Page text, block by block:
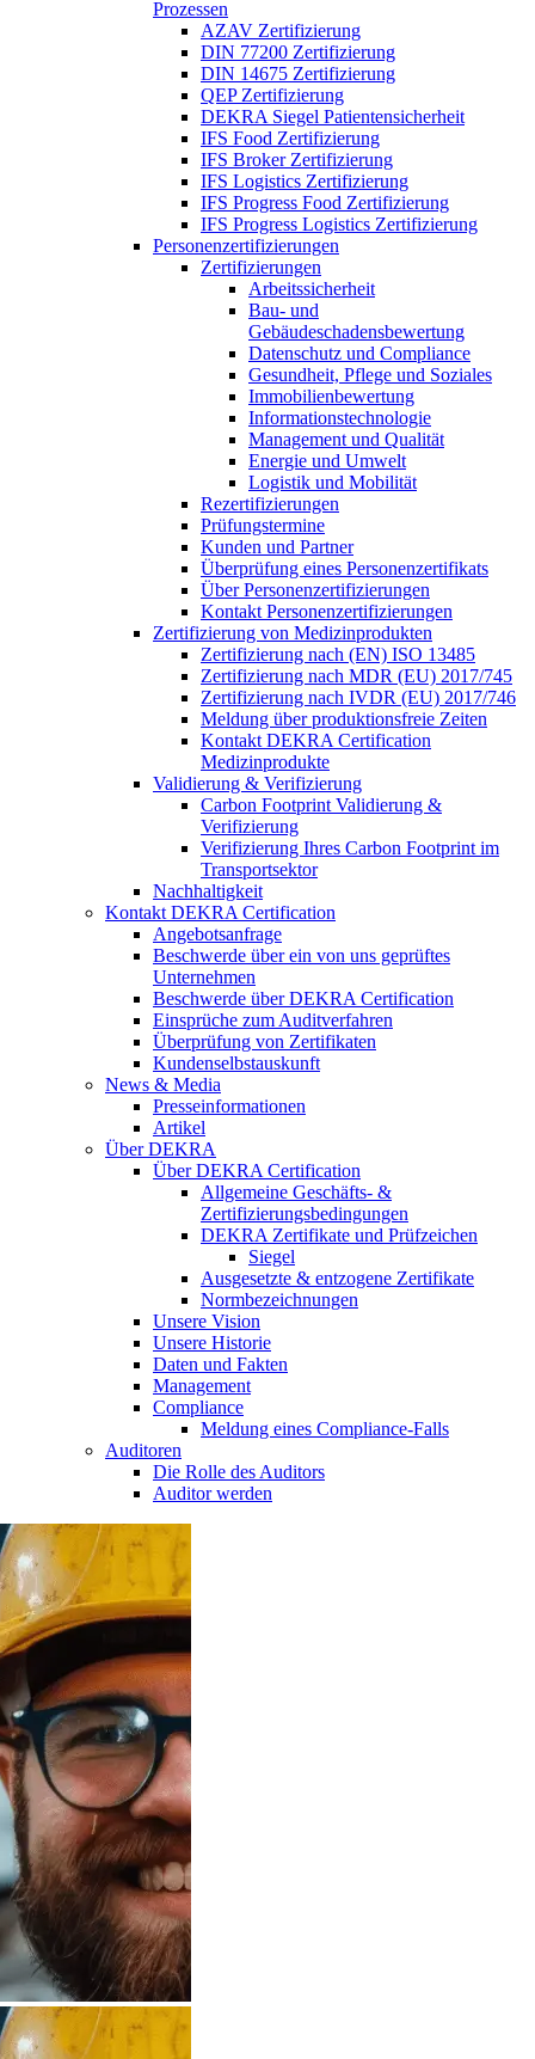
Prozessen
AZAV Zertifizierung
DIN 77200 Zertifizierung
DIN 14675 Zertifizierung
QEP Zertifizierung
DEKRA Siegel Patientensicherheit
IFS Food Zertifizierung
IFS Broker Zertifizierung
IFS Logistics Zertifizierung
IFS Progress Food Zertifizierung
IFS Progress Logistics Zertifizierung
Personenzertifizierungen
Zertifizierungen
Arbeitssicherheit
Bau- und
Gebäudeschadensbewertung
Datenschutz und Compliance
Gesundheit, Pflege und Soziales
Immobilienbewertung
Informationstechnologie
Management und Qualität
Energie und Umwelt
Logistik und Mobilität
Rezertifizierungen
Prüfungstermine
Kunden und Partner
Überprüfung eines Personenzertifikats
Über Personenzertifizierungen
Kontakt Personenzertifizierungen
Zertifizierung von Medizinprodukten
Zertifizierung nach (EN) ISO 13485
Zertifizierung nach MDR (EU) 2017/745
Zertifizierung nach IVDR (EU) 2017/746
Meldung über produktionsfreie Zeiten
Kontakt DEKRA Certification
Medizinprodukte
Validierung & Verifizierung
Carbon Footprint Validierung &
Verifizierung
Verifizierung Ihres Carbon Footprint im
Transportsektor
Nachhaltigkeit
Kontakt DEKRA Certification
Angebotsanfrage
Beschwerde über ein von uns geprüftes
Unternehmen
Beschwerde über DEKRA Certification
Einsprüche zum Auditverfahren
Überprüfung von Zertifikaten
Kundenselbstauskunft
News & Media
Presseinformationen
Artikel
Über DEKRA
Über DEKRA Certification
Allgemeine Geschäfts- &
Zertifizierungsbedingungen
DEKRA Zertifikate und Prüfzeichen
Siegel
Ausgesetzte & entzogene Zertifikate
Normbezeichnungen
Unsere Vision
Unsere Historie
Daten und Fakten
Management
Compliance
Meldung eines Compliance-Falls
Auditoren
Die Rolle des Auditors
Auditor werden